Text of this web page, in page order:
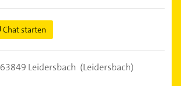
Chat starten
63849 Leidersbach (Leidersbach)